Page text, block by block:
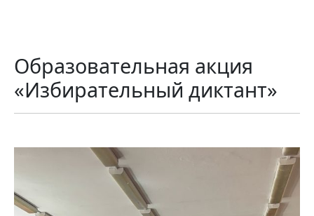
Образовательная акция
«Избирательный диктант»